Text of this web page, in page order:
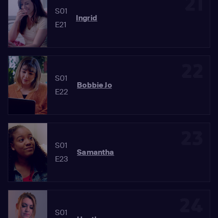
S01
E21
Ingrid
S01
E22
Bobbie Jo
S01
E23
Samantha
S01